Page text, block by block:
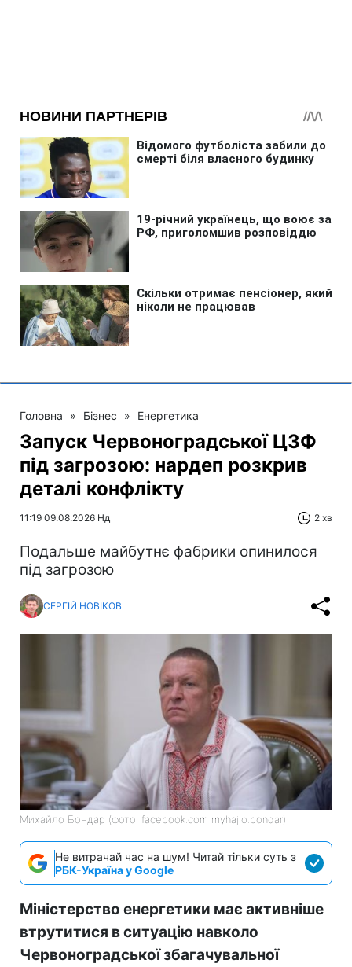
Головна » Бізнес » Енергетика
Запуск Червоноградської ЦЗФ
під загрозою: нардеп розкрив
деталі конфлікту
11:19 09.08.2026 Нд 2 хв
Подальше майбутнє фабрики опинилося
під загрозою
СЕРГІЙ НОВІКОВ
Михайло Бондар (фото: facebook.com myhajlo.bondar)
Не витрачай час на шум! Читай тільки суть з
РБК-Україна у Google
Міністерство енергетики має активніше
втрутитися в ситуацію навколо
Червоноградської збагачувальної